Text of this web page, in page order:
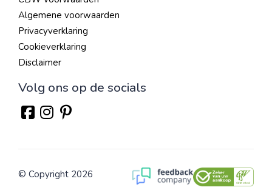
Algemene voorwaarden
Privacyverklaring
Cookieverklaring
Disclaimer
Volg ons op de socials
© Copyright 2026